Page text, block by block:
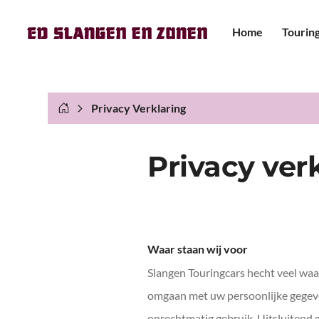
Home
Privacy Verklaring
Privacy
Waar staan wij voor
Slangen Touringcars hecht veel
omgaan met uw persoonlijke